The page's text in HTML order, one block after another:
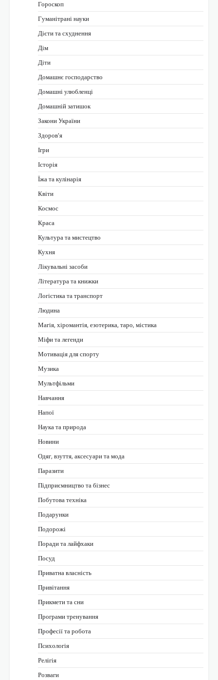
Гороскоп
Гуманітрані науки
Дієти та схуднення
Дім
Діти
Домашнє господарство
Домашні улюбленці
Домашній затишок
Закони України
Здоров'я
Ігри
Історія
Їжа та кулінарія
Квіти
Космос
Краса
Культура та мистецтво
Кухня
Лікувальні засоби
Література та книжки
Логістика та транспорт
Людина
Магія, хіромантія, езотерика, таро, містика
Міфи та легенди
Мотивація для спорту
Музика
Мультфільми
Навчання
Напої
Наука та природа
Новини
Одяг, взуття, аксесуари та мода
Паразити
Підприємництво та бізнес
Побутова техніка
Подарунки
Подорожі
Поради та лайфхаки
Посуд
Приватна власність
Привітання
Прикмети та сни
Програми тренування
Професії та робота
Психологія
Релігія
Розваги